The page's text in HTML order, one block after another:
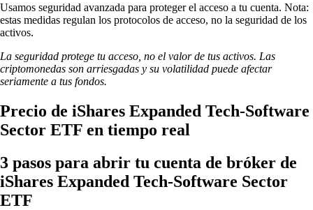
Usamos seguridad avanzada para proteger el acceso a tu cuenta. Nota:
estas medidas regulan los protocolos de acceso, no la seguridad de los
activos.
La seguridad protege tu acceso, no el valor de tus activos. Las
criptomonedas son arriesgadas y su volatilidad puede afectar
seriamente a tus fondos.
Precio de iShares Expanded Tech-Software
Sector ETF en tiempo real
3 pasos para abrir tu cuenta de bróker de
iShares Expanded Tech-Software Sector
ETF